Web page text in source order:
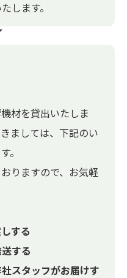
します。
材を貸出いたしま
ましては、下記のい
。
りますので、お気軽
する
する
スタッフがお届けす